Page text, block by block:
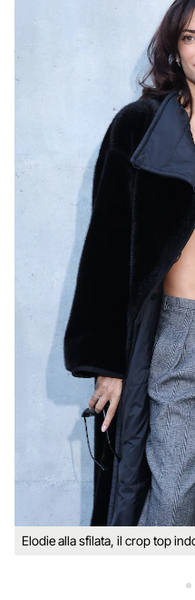
Elodie alla sfilata, il crop top